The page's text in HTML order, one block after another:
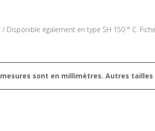
Disponible également en type SH 150 ° C.
sont en millimètres. Autres